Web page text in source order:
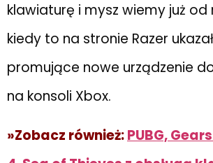
klawiaturę i mysz wiemy już od
kiedy to na stronie Razer
promujące nowe urządzenie
na konsoli Xbox.
»Zobacz również:PUBG,